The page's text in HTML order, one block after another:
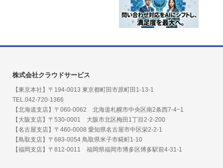
株式会社クラウドサービス
【東京本社】〒194-0013 東京都町田市原町田1-13-1
TEL.042-720-1366
【北海道支店】〒060-0062 北海道札幌市中央区南2条西7-4−1
【大阪支店】〒530-0001 大阪市北区梅田1丁目2-2-200
【名古屋支店】〒460-0008 愛知県名古屋市中区栄2-2-1
【鳥取支店】〒683-0054 鳥取県米子市糀町1-10
【福岡支店】〒812-0011 福岡県福岡市博多区博多駅前4-31-1